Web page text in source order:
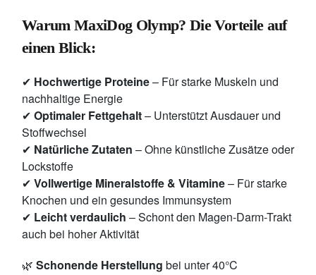
Warum MaxiDog Olymp? Die Vorteile auf
einen Blick:
✔ Hochwertige Proteine– Für starke Muskeln und
nachhaltige Energie
✔ Optimaler Fettgehalt– Unterstützt Ausdauer und
Stoffwechsel
✔ Natürliche Zutaten – Ohne künstliche Zusätze oder
Lockstoffe
✔ Vollwertige Mineralstoffe & Vitamine– Für starke
Knochen und ein gesundes Immunsystem
✔ Leicht verdaulich – Schont den Magen-Darm-Trakt
auch bei hoher Aktivität
🌿 Schonende Herstellung bei unter 40°C